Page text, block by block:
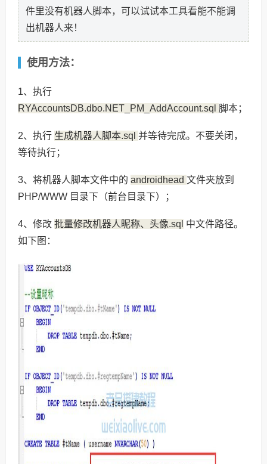
件里没有机器人脚本，可以试试本工具看能不能调
出机器人来！
使用方法：
1、执行
RYAccountsDB.dbo.NET_PM_AddAccount.sql 脚本；
2、执行 生成机器人脚本.sql 并等待完成。不要关闭，
等待执行；
3、将机器人脚本文件中的 androidhead 文件夹放到
PHP/WWW 目录下（前台目录下）；
4、修改 批量修改机器人昵称、头像.sql 中文件路径。
如下图：